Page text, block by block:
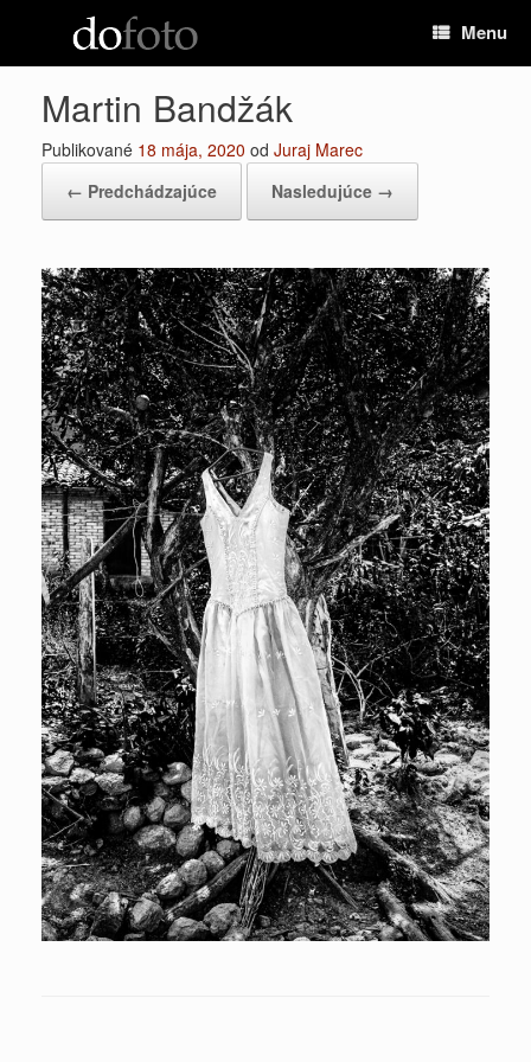
Menu
Martin Bandžák
Publikované 18 mája, 2020 od Juraj Marec
← Predchádzajúce
Nasledujúce →